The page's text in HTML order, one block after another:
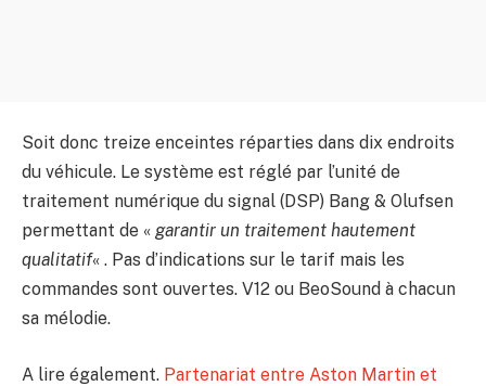
Soit donc treize enceintes réparties dans dix endroits
du véhicule. Le système est réglé par l’unité de
traitement numérique du signal (DSP) Bang & Olufsen
permettant de « garantir un traitement hautement
qualitatif« . Pas d’indications sur le tarif mais les
commandes sont ouvertes. V12 ou BeoSound à chacun
sa mélodie.
A lire également. Partenariat entre Aston Martin et